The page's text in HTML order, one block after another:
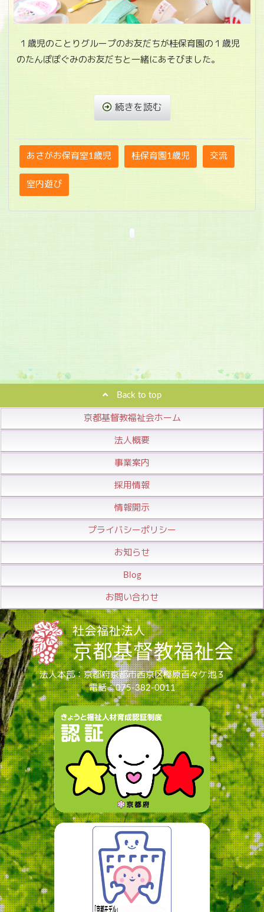
１歳児のことりグループのお友だちが桂保育園の１歳児
のたんぽぽぐみのお友だちと一緒にあそびました。
続きを読む
あさがお保育室1歳児 桂保育園1歳児 交流
室内遊び
Back to top
京都基督教福祉会ホーム
法人概要
事業案内
採用情報
情報開示
プライバシーポリシー
お知らせ
Blog
お問い合わせ
法人本部：京都府京都市西京区樫原百々ケ池３
電話：075-382-0011